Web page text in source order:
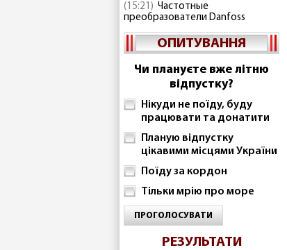
(15:21) Частотные
преобразователи Danfoss
ОПИТУВАННЯ
Чи плануєте вже літню
відпустку?
Нікуди не поїду, буду
працювати та донатити
Планую відпустку
цікавими місцями України
Поїду за кордон
Тільки мрію про море
ПРОГОЛОСУВАТИ
РЕЗУЛЬТАТИ